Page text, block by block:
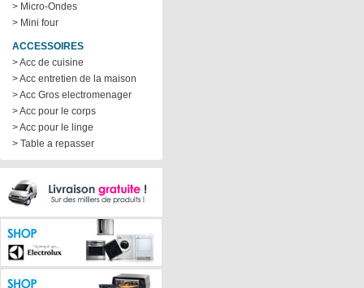
> Micro-Ondes
> Mini four
ACCESSOIRES
> Acc de cuisine
> Acc entretien de la maison
> Acc Gros electromenager
> Acc pour le corps
> Acc pour le linge
> Table a repasser